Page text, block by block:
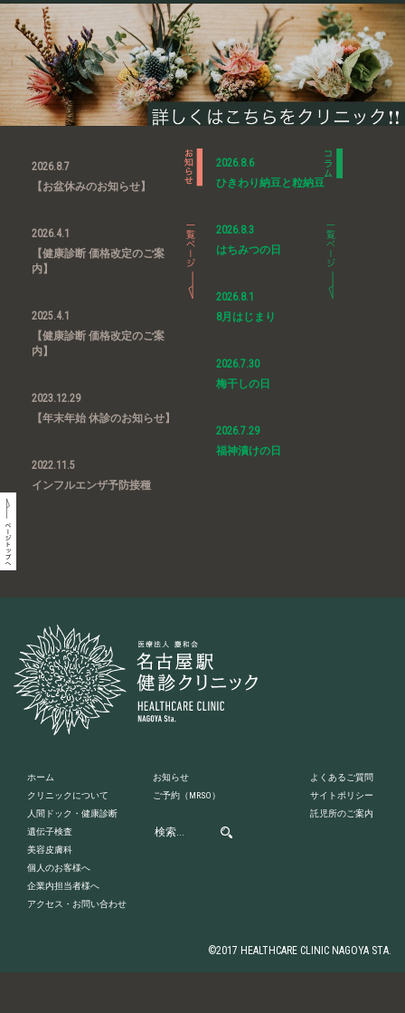
2026.8.7
【お盆休みのお知らせ】
2026.4.1
【健康診断 価格改定のご案
内】
2025.4.1
【健康診断 価格改定のご案
内】
2023.12.29
【年末年始 休診のお知らせ】
2022.11.5
インフルエンザ予防接種
2026.8.6
ひきわり納豆と粒納豆
2026.8.3
はちみつの日
2026.8.1
8月はじまり
2026.7.30
梅干しの日
2026.7.29
福神漬けの日
ホーム
クリニックについて
人間ドック・健康診断
遺伝子検査
美容皮膚科
個人のお客様へ
企業内担当者様へ
アクセス・お問い合わせ
お知らせ
ご予約 （MRSO）
よくあるご質問
サイトポリシー
託児所のご案内
©2017 HEALTHCARE CLINIC NAGOYA STA.